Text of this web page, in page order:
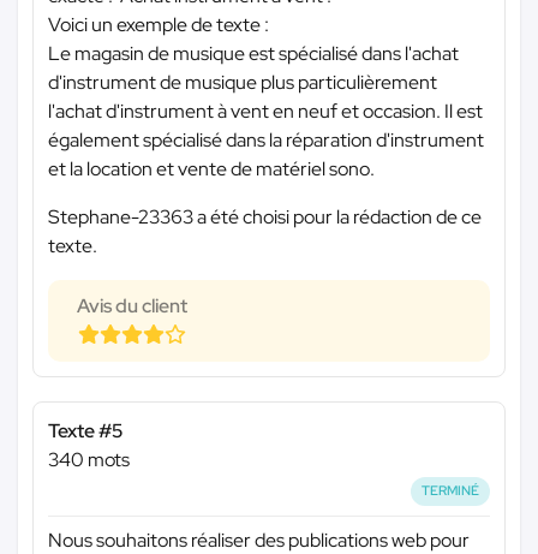
Voici un exemple de texte :
Le magasin de musique est spécialisé dans l'achat
d'instrument de musique plus particulièrement
l'achat d'instrument à vent en neuf et occasion. Il est
également spécialisé dans la réparation d'instrument
et la location et vente de matériel sono.
Stephane-23363 a été choisi pour la rédaction de ce
texte.
Avis du client
Texte #5
340 mots
TERMINÉ
Nous souhaitons réaliser des publications web pour